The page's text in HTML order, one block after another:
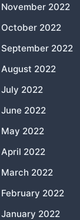
November 2022
October 2022
September 2022
August 2022
July 2022
June 2022
May 2022
April 2022
March 2022
February 2022
January 2022